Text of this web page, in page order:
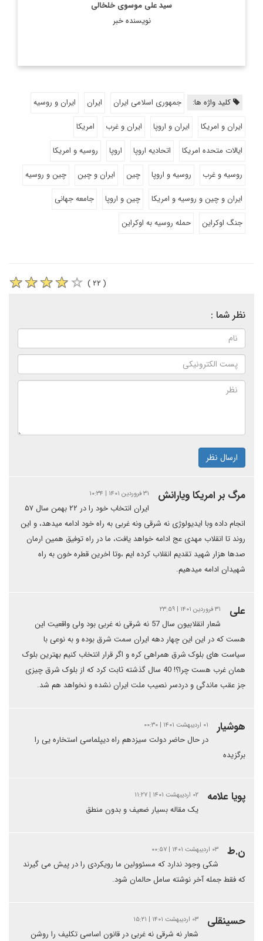
سید علی موسوی خلخالی
نویسنده خبر
کلید واژه ها: جمهوری اسلامی ایران ایران
ایران و روسیه
ایران و امریکا
ایران و اروپا ایران و غرب
امریکا
ایالات متحده امریکا
اتحادیه اروپا اروپا
روسیه و امریکا
روسیه و غرب
روسیه و اروپا چین ایران و چین
چین و روسیه
ایران و چین و روسیه و امریکا
چین و اروپا
جامعه جهانی
جنگ اوکراین
حمله روسیه به اوکراین
( ۲۲ )
نظر شما :
ارسال نظر
مرگ بر امریکا ویارانش ۳۱ فروردین ۱۴۰۱ | ۱۰:۳۴
ایران انتخاب خود را در ۲۲ بهمن سال ۵۷
انجام داده وبا ایدیولوژی نه شرقی ونه غربی به راه خود ادامه میدهد، و این
روند تا انقلاب مهدی عج ادامه خواهد یافت، ما در راه توفیق همین ارمان
صدها هزار شهید تقدیم انقلاب کرده ایم ،وتا اخرین قطره خون به راه
شهیدان ادامه میدهیم.
علی ۳۱ فروردین ۱۴۰۱ | ۲۳:۵۹
شعار انقلابیون سال 57 نه شرقی نه غربی بود ولی واقعیت این
هست که در این این چهار دهه ایران سمت شرق بوده و به نوعی با
سیاست های بلوک شرق همراهی کره و اگر قرار انتخاب کنیم بهترین بلوک
همان غرب هست چرا؟! 40 سال گذشته ثابت کرد که از بلوک شرق چیزی
جز عقب ماندگی و دردسر نصیب ملت ایران نشده و نخواهد هم شد.
هوشیار ۰۱ اردیبهشت ۱۴۰۱ | ۰۰:۳۰
در حال حاضر دولت سیزدهم راه دیپلماسی استخاره یی را
برگزیده
پویا علامه ۰۲ اردیبهشت ۱۴۰۱ | ۱۱:۲۷
یک مقاله بسیار ضعیف و بدون منطق
ن.ط ۰۳ اردیبهشت ۱۴۰۱ | ۰۰:۵۷
شکی وجود ندارد که مسئوولین ما رویکردی را در پیش می گیرند
که فقط جمله آخر نوشته سامل حالمان شود.
حسینقلی ۰۳ اردیبهشت ۱۴۰۱ | ۱۵:۲۱
شعار نه شرقی نه غربی در قانون اساسی تکلیف را روشن